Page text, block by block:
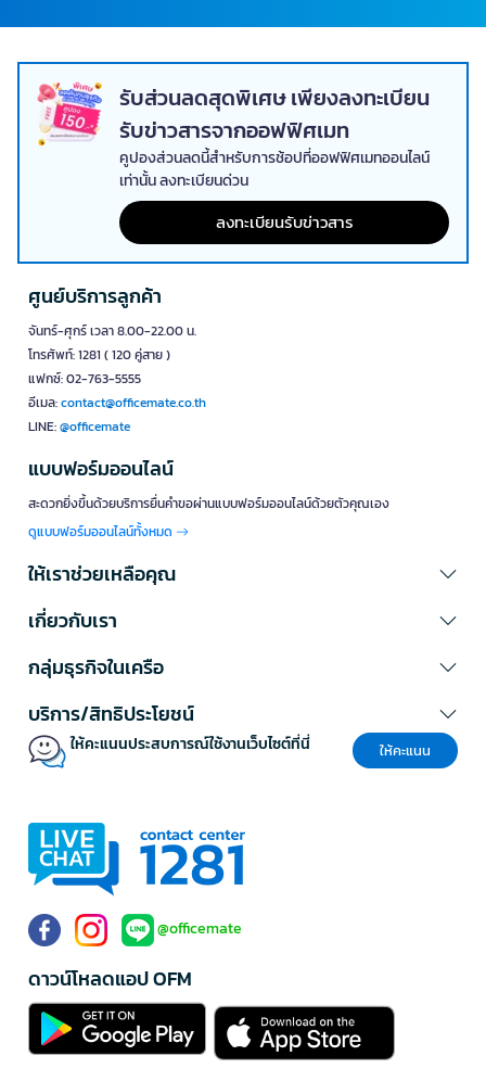
รับส่วนลดสุดพิเศษ เพียงลงทะเบียน
รับข่าวสารจากออฟฟิศเมท
คูปองส่วนลดนี้สำหรับการช้อปที่ออฟฟิศเมทออนไลน์
เท่านั้น ลงทะเบียนด่วน
ลงทะเบียนรับข่าวสาร
ศูนย์บริการลูกค้า
จันทร์-ศุกร์ เวลา 8.00-22.00 น.
โทรศัพท์: 1281 ( 120 คู่สาย )
แฟกซ์: 02-763-5555
อีเมล:contact@officemate.co.th
LINE:@officemate
แบบฟอร์มออนไลน์
สะดวกยิ่งขึ้นด้วยบริการยื่นคำขอผ่านแบบฟอร์มออนไลน์ด้วยตัวคุณเอง
ดูแบบฟอร์มออนไลน์ทั้งหมด
ให้เราช่วยเหลือคุณ
เกี่ยวกับเรา
กลุ่มธุรกิจในเครือ
บริการ/สิทธิประโยชน์
ให้คะแนนประสบการณ์ใช้งานเว็บไซต์ที่นี่ ให้คะแนน
@officemate
ดาวน์โหลดแอป OFM